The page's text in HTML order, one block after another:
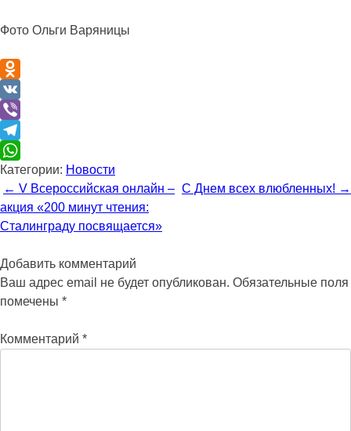
Фото Ольги Варяницы
Odnoklassniki
VK
Viber
Telegram
WhatsApp
Категории: Новости
Навигация
по
записи
← V Всероссийская онлайн –
акция «200 минут чтения:
Сталинграду посвящается»
С Днем всех влюбленных! →
Добавить комментарий
Ваш адрес email не будет опубликован. Обязательные поля
помечены *
Комментарий *